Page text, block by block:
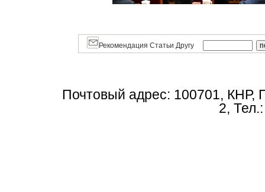
Рекомендация Статьи Другу
Почтовый адрес: 100701, КНР,
2,